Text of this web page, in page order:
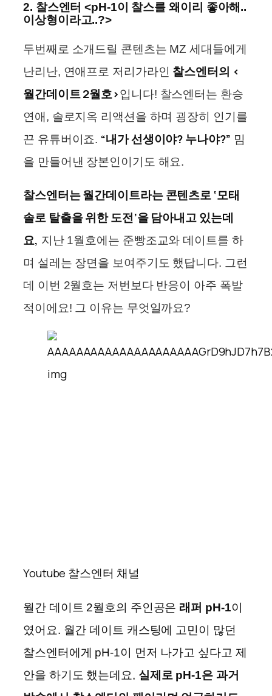
2. 찰스엔터 <pH-1이 찰스를 왜이리 좋아해..
이상형이라고..?>
두번째로 소개드릴 콘텐츠는 MZ 세대들에게
난리난, 연애프로 저리가라인 찰스엔터의 <
월간데이트 2월호>입니다! 찰스엔터는 환승
연애, 솔로지옥 리액션을 하며 굉장히 인기를
끈 유튜버이죠. “내가 선생이야? 누나야?” 밈
을 만들어낸 장본인이기도 해요.
찰스엔터는 월간데이트라는 콘텐츠로 ‘모태
솔로 탈출을 위한 도전’을 담아내고 있는데
요, 지난 1월호에는 준빵조교와 데이트를 하
며 설레는 장면을 보여주기도 했답니다. 그런
데 이번 2월호는 저번보다 반응이 아주 폭발
적이에요! 그 이유는 무엇일까요?
Youtube 찰스엔터 채널
월간 데이트 2월호의 주인공은 래퍼 pH-1이
였어요. 월간 데이트 캐스팅에 고민이 많던
찰스엔터에게 pH-1이 먼저 나가고 싶다고 제
안을 하기도 했는데요, 실제로 pH-1은 과거